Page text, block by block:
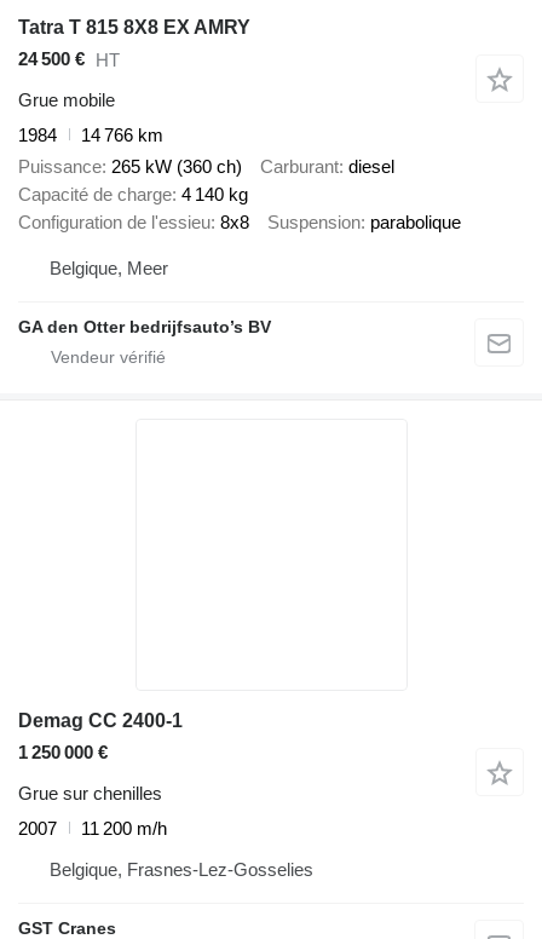
Tatra T 815 8X8 EX AMRY
24 500 € HT
Grue mobile
1984
14 766 km
Puissance 265 kW (360 ch) Carburant diesel
Capacité de charge 4 140 kg
Configuration de l'essieu 8x8 Suspension parabolique
Belgique, Meer
GA den Otter bedrijfsauto’s BV
Demag CC 2400-1
1 250 000 €
Grue sur chenilles
2007
11 200 m/h
Belgique, Frasnes-Lez-Gosselies
GST Cranes